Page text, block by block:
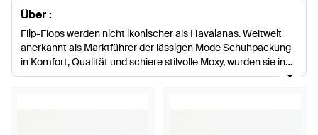
Über :
Flip-Flops werden nicht ikonischer als Havaianas. Weltweit
anerkannt als Marktführer der lässigen Mode Schuhpackung
in Komfort, Qualität und schiere stilvolle Moxy, wurden sie in
fast jedem Land der Welt repliziert, aber nur die Originale